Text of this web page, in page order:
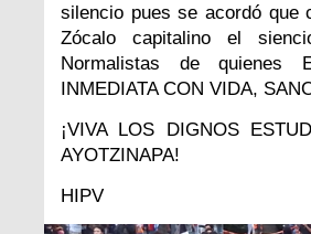
silencio pues se acordó que
Zócalo capitalino el
Normalistas de quienes
INMEDIATA CON VIDA,
¡VIVA LOS DIGNOS
AYOTZINAPA!
HIPV